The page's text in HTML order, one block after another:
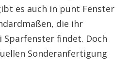
es auch in punt Fenster
die ihr
Sparfenster findet. Doch
Sonderanfertigung